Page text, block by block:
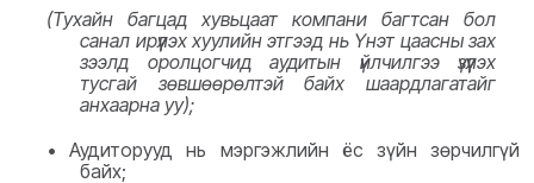
(Тухайн багцад хувьцаат компани багтсан бол
санал ирүүлэх хуулийн этгээд нь Үнэт цаасны зах
зээлд оролцогчид аудитын үйлчилгээ үзүүлэх
тусгай зөвшөөрөлтэй байх шаардлагатайг
анхаарна уу);
•
Аудиторууд нь мэргэжлийн ёс зүйн зөрчилгүй
байх;